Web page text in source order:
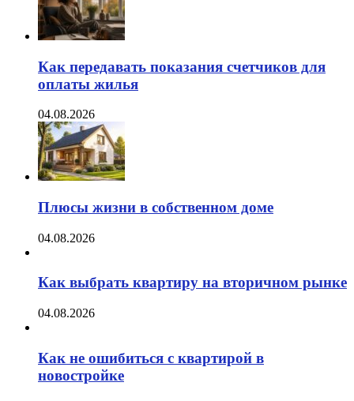
Как передавать показания счетчиков для
оплаты жилья
04.08.2026
Плюсы жизни в собственном доме
04.08.2026
Как выбрать квартиру на вторичном рынке
04.08.2026
Как не ошибиться с квартирой в
новостройке